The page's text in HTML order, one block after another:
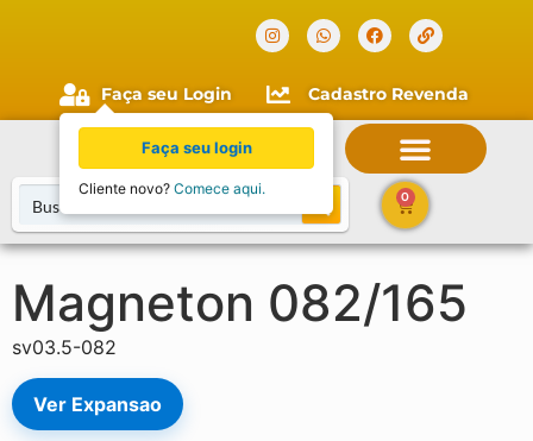
Faça seu Login Cadastro Revenda
0
Magneton 082/165
sv03.5-082
Ver Expansao
Faça seu login
Cliente novo? Comece aqui.